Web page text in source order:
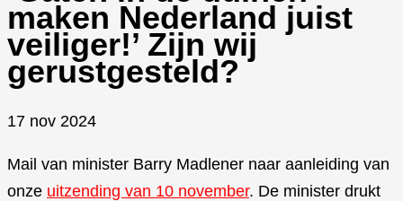
maken Nederland juist
veiliger!’ Zijn wij
gerustgesteld?
17 nov 2024
Mail van minister Barry Madlener naar aanleiding van
onze uitzending van 10 november. De minister drukt